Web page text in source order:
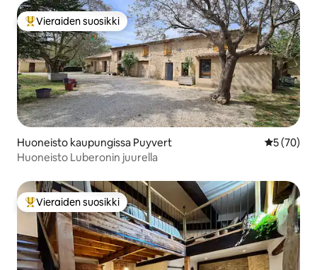
Vieraiden suosikkien parhaimmistoa
Vieraiden suosikki
Huoneisto kaupungissa Puyvert
5 (70)
Huoneisto Luberonin juurella
Vieraiden suosikkien parhaimmistoa
Vieraiden suosikki